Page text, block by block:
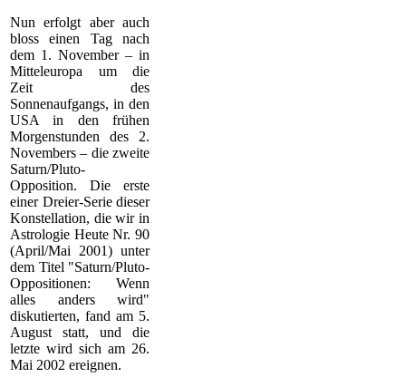
Nun erfolgt aber auch
bloss einen Tag nach
dem 1. November – in
Mitteleuropa um die
Zeit des
Sonnenaufgangs, in den
USA in den frühen
Morgenstunden des 2.
Novembers – die zweite
Saturn/Pluto-
Opposition. Die erste
einer Dreier-Serie dieser
Konstellation, die wir in
Astrologie Heute Nr. 90
(April/Mai 2001) unter
dem Titel "Saturn/Pluto-
Oppositionen: Wenn
alles anders wird"
diskutierten, fand am 5.
August statt, und die
letzte wird sich am 26.
Mai 2002 ereignen.